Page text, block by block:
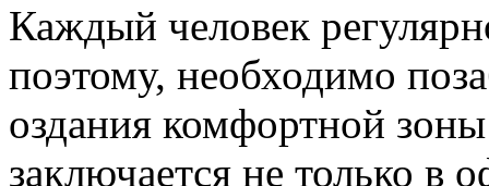
Каждый человек
поэтому, необходимо
оздания комфортной
заключается не только в